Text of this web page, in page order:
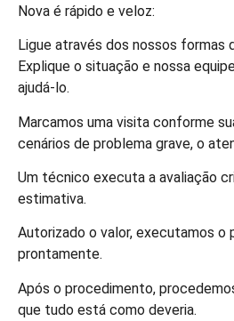
Nova é rápido e veloz:
Ligue através dos nossos formas
Explique o situação e nossa
ajudá-lo.
Marcamos uma visita conforme
cenários de problema grave, o
Um técnico executa a avaliação
estimativa.
Autorizado o valor, executamos o
prontamente.
Após o procedimento,
que tudo está como deveria.